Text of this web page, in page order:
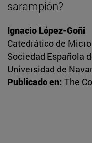
sarampión?
Ignacio López-Goñi
Catedrático de
Sociedad Española
Universidad de
Publicado en: The